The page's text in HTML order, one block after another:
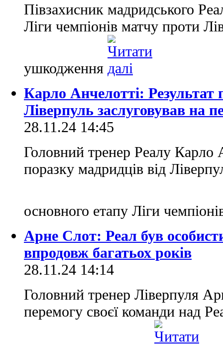
Півзахисник мадридського
Ліги чемпіонів матчу проти
ушкодження
Карло Анчелотті:
Ліверпуль заслуговував на
28.11.24 14:45
Головний тренер Реалу Карло
поразку мадридців від
основного етапу Ліги
Арне Слот: Реал був
впродовж багатьох років
28.11.24 14:14
Головний тренер Ліверпуля
перемогу своєї команди над